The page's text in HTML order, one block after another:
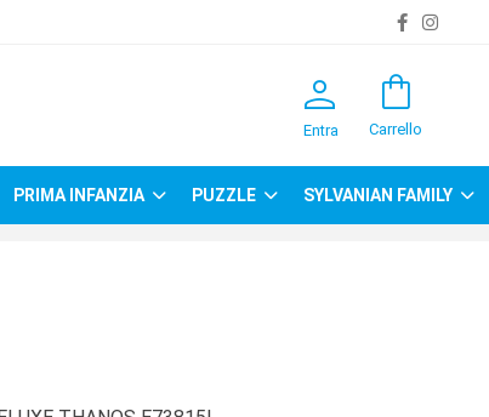
person
Entra
shopping_bag
Carrello
PRIMA INFANZIA PUZZLE SYLVANIAN FAMILY